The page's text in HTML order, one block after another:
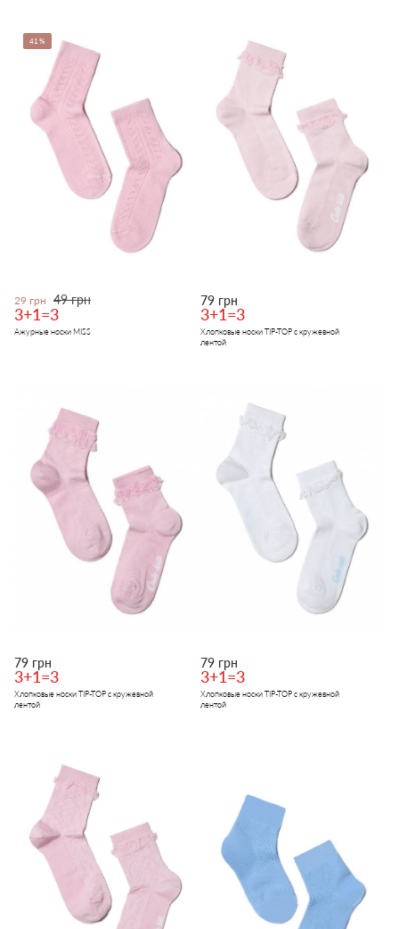
41%
29 грн 49 грн
3+1=3
Ажурные носки MISS
79 грн
3+1=3
Хлопковые носки TIP-TOP с кружевной
лентой
79 грн
3+1=3
Хлопковые носки TIP-TOP с кружевной
лентой
79 грн
3+1=3
Хлопковые носки TIP-TOP с кружевной
лентой